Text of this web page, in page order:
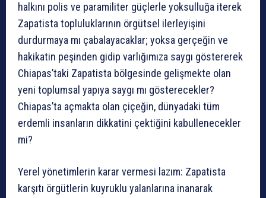
halkını polis ve paramiliter güçlerle yoksulluğa iterek
Zapatista topluluklarının örgütsel ilerleyişini
durdurmaya mı çabalayacaklar; yoksa gerçeğin ve
hakikatin peşinden gidip varlığımıza saygı göstererek
Chiapas’taki Zapatista bölgesinde gelişmekte olan
yeni toplumsal yapıya saygı mı gösterecekler?
Chiapas’ta açmakta olan çiçeğin, dünyadaki tüm
erdemli insanların dikkatini çektiğini kabullenecekler
mi?
Yerel yönetimlerin karar vermesi lazım: Zapatista
karşıtı örgütlerin kuyruklu yalanlarına inanarak